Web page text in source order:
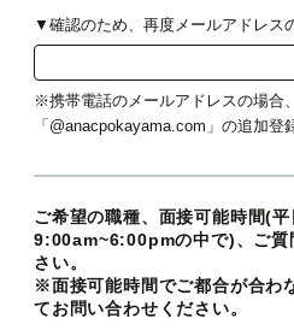
▼確認のため、再度メールアドレス
※携帯電話のメールアドレスの場合
「@anacpokayama.com」の追加登
ご希望の職種、面接可能時間(平
9:00am~6:00pmの中で)、ご質
さい。
※面接可能時間でご都合が合わ
てお問い合わせください。